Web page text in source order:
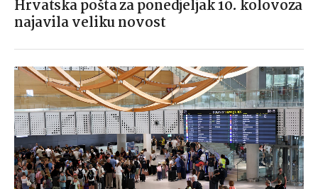
Hrvatska pošta za ponedjeljak 10. kolovoza
najavila veliku novost